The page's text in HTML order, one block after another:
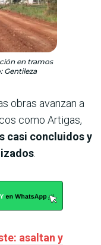
en tramos
Gentileza
obras avanzan a
como Artigas,
casi concluidos y
.
asaltan y